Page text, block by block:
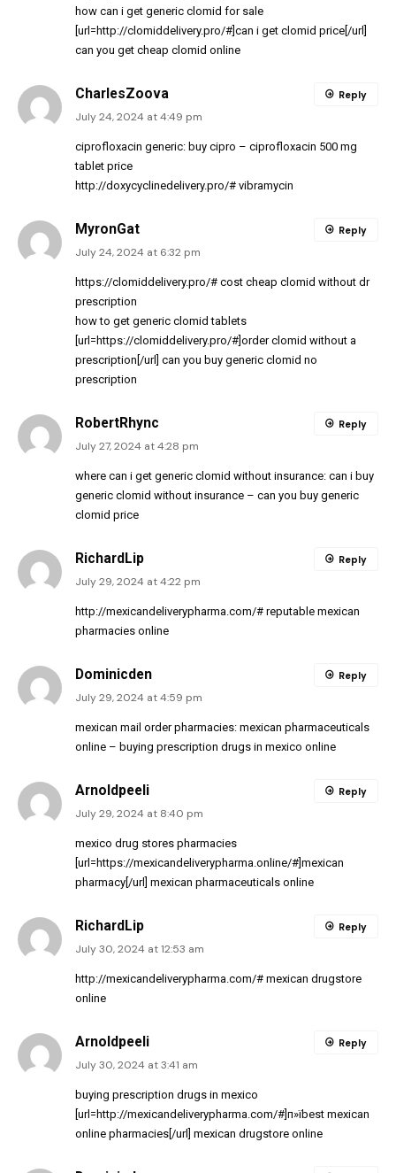
how can i get generic clomid for sale
[url=http://clomiddelivery.pro/#]can i get clomid price[/url]
can you get cheap clomid online
CharlesZoova
July 24, 2024 at 4:49 pm
ciprofloxacin generic: buy cipro – ciprofloxacin 500 mg
tablet price
http://doxycyclinedelivery.pro/# vibramycin
Reply
MyronGat
July 24, 2024 at 6:32 pm
https://clomiddelivery.pro/# cost cheap clomid without dr
prescription
how to get generic clomid tablets
[url=https://clomiddelivery.pro/#]order clomid without a
prescription[/url] can you buy generic clomid no
prescription
Reply
RobertRhync
July 27, 2024 at 4:28 pm
where can i get generic clomid without insurance: can i buy
generic clomid without insurance – can you buy generic
clomid price
Reply
RichardLip
July 29, 2024 at 4:22 pm
http://mexicandeliverypharma.com/# reputable mexican
pharmacies online
Reply
Dominicden
July 29, 2024 at 4:59 pm
mexican mail order pharmacies: mexican pharmaceuticals
online – buying prescription drugs in mexico online
Reply
Arnoldpeeli
July 29, 2024 at 8:40 pm
mexico drug stores pharmacies
[url=https://mexicandeliverypharma.online/#]mexican
pharmacy[/url] mexican pharmaceuticals online
Reply
RichardLip
July 30, 2024 at 12:53 am
http://mexicandeliverypharma.com/# mexican drugstore
online
Reply
Arnoldpeeli
July 30, 2024 at 3:41 am
buying prescription drugs in mexico
[url=http://mexicandeliverypharma.com/#]п»їbest mexican
online pharmacies[/url] mexican drugstore online
Reply